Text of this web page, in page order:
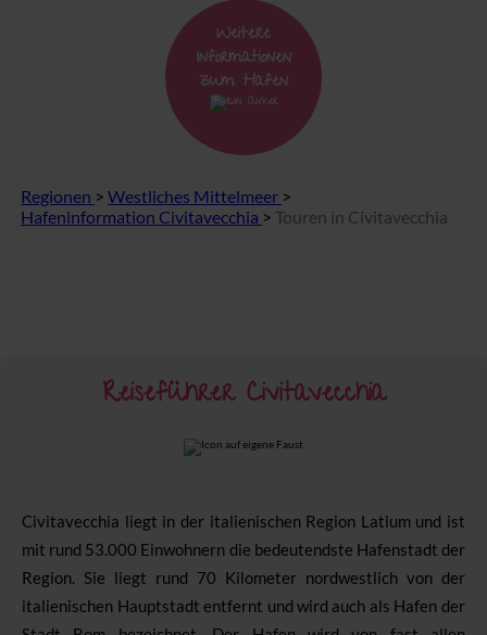
Weitere
Informationen
zum Hafen
Regionen >Westliches Mittelmeer >
Hafeninformation Civitavecchia >Touren in Civitavecchia
Reiseführer Civitavecchia
Civitavecchia liegt in der italienischen Region Latium und ist
mit rund 53.000 Einwohnern die bedeutendste Hafenstadt der
Region. Sie liegt rund 70 Kilometer nordwestlich von der
italienischen Hauptstadt entfernt und wird auch als Hafen der